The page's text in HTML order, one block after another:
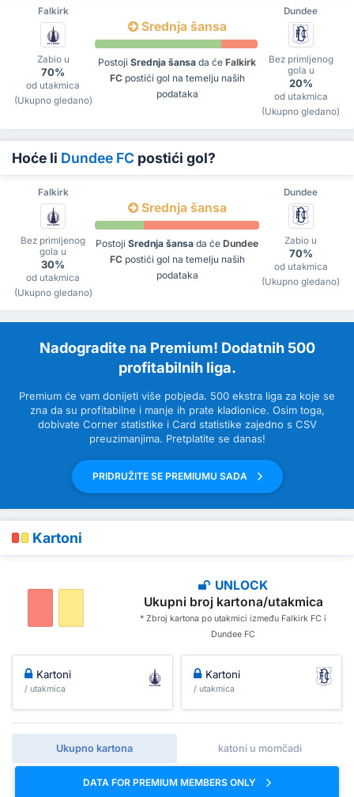
Falkirk Dundee
Zabio u
70%
od utakmica
(Ukupno gledano)
Srednja šansa
Postoji Srednja šansa da će Falkirk
FCpostići gol na temelju naših
podataka
Bez primljenog
gola u
20%
od utakmica
(Ukupno gledano)
Hoće li Dundee FC postići gol?
Falkirk Dundee
Bez primljenog
gola u
30%
od utakmica
(Ukupno gledano)
Srednja šansa
Postoji Srednja šansa da će Dundee
FCpostići gol na temelju naših
podataka
Zabio u
70%
od utakmica
(Ukupno gledano)
Nadogradite na Premium! Dodatnih 500
profitabilnih liga.
Premium će vam donijeti više pobjeda. 500 ekstra liga za koje se
zna da su profitabilne i manje ih prate kladionice. Osim toga,
dobivate Corner statistike i Card statistike zajedno s CSV
preuzimanjima. Pretplatite se danas!
PRIDRUŽITE SE PREMIUMU SADA
Kartoni
UNLOCK
Ukupni broj kartona/utakmica
* Zbroj kartona po utakmici između Falkirk FC i
Dundee FC
Kartoni
/ utakmica
Kartoni
/ utakmica
Ukupno kartona katoni u momčadi
DATA FOR PREMIUM MEMBERS ONLY